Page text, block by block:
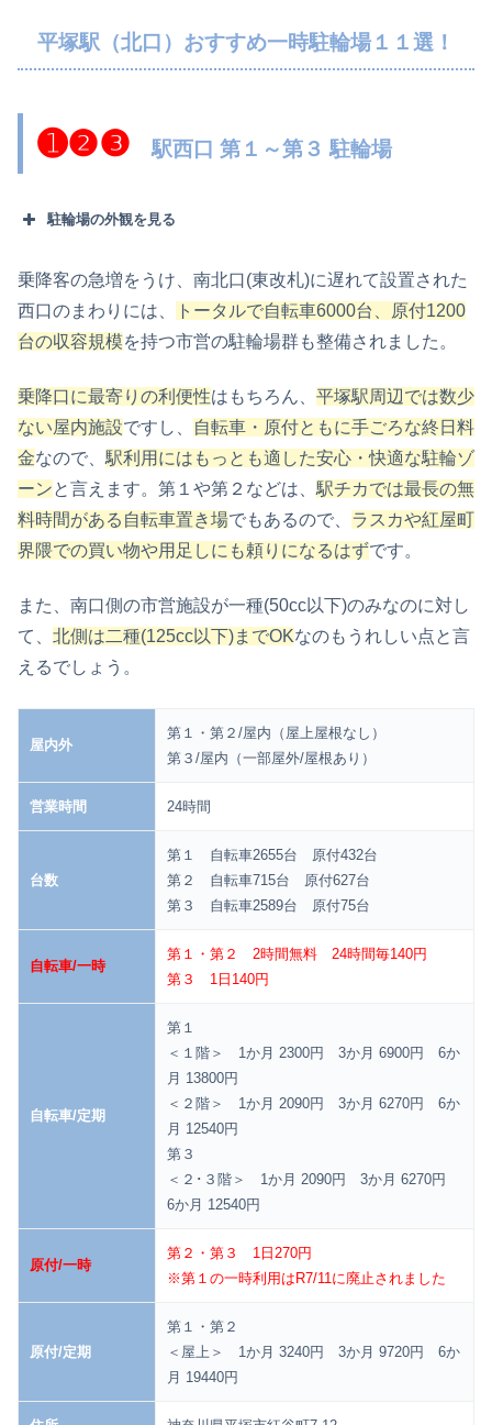
平塚駅（北口）おすすめ一時駐輪場１１選！
➊❷❸ 駅西口 第１～第３ 駐輪場
駐輪場の外観を見る
乗降客の急増をうけ、南北口(東改札)に遅れて設置された
西口のまわりには、
トータルで自転車6000台、原付1200
台の収容規模を持つ市営の駐輪場群も整備されました。
乗降口に最寄りの利便性はもちろん、 平塚駅周辺では数少
ない屋内施設ですし、
自転車・原付ともに手ごろな終日料
金なので、 駅利用にはもっとも適した安心・快適な駐輪ゾ
ーンと言えます。第１や第２などは、 駅チカでは最長の無
料時間がある自転車置き場でもあるので、 ラスカや紅屋町
界隈での買い物や用足しにも頼りになるはずです。
また、南口側の市営施設が一種(50cc以下)のみなのに対し
て、 北側は二種(125cc以下)までOKなのもうれしい点と言
えるでしょう。
屋内外
第１・第２/屋内（屋上屋根なし）
第３/屋内（一部屋外/屋根あり）
営業時間 24時間
台数
第１ 自転車2655台 原付432台
第２ 自転車715台 原付627台
第３ 自転車2589台 原付75台
自転車/一時
第１・第２ 2時間無料 24時間毎140円
第３ 1日140円
自転車/定期
第１
＜１階＞ 1か月 2300円 3か月 6900円 6か
月 13800円
＜２階＞ 1か月 2090円 3か月 6270円 6か
月 12540円
第３
＜２･３階＞ 1か月 2090円 3か月 6270円
6か月 12540円
原付/一時
第２・第３ 1日270円
※第１の一時利用はR7/11に廃止されました
原付/定期
第１・第２
＜屋上＞ 1か月 3240円 3か月 9720円 6か
月 19440円